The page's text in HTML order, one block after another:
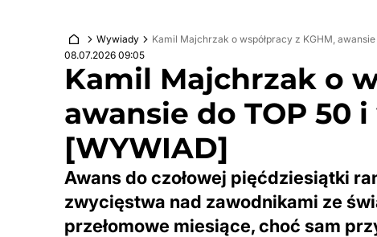
Wywiady
Kamil Majchrzak o współpracy z KGHM,
08.07.2026 09:05
Kamil Majchrzak o
awansie do TOP 50
[WYWIAD]
Awans do czołowej pięćdziesiątki
zwycięstwa nad zawodnikami ze
przełomowe miesiące, choć sam